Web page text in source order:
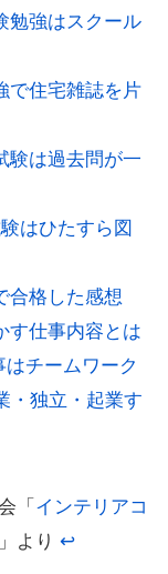
勉強はスクール
で住宅雑誌を片
験は過去問が一
はひたすら図
合格した感想
す仕事内容とは
チームワーク
・独立・起業す
「 インテリアコ
」より ↩︎